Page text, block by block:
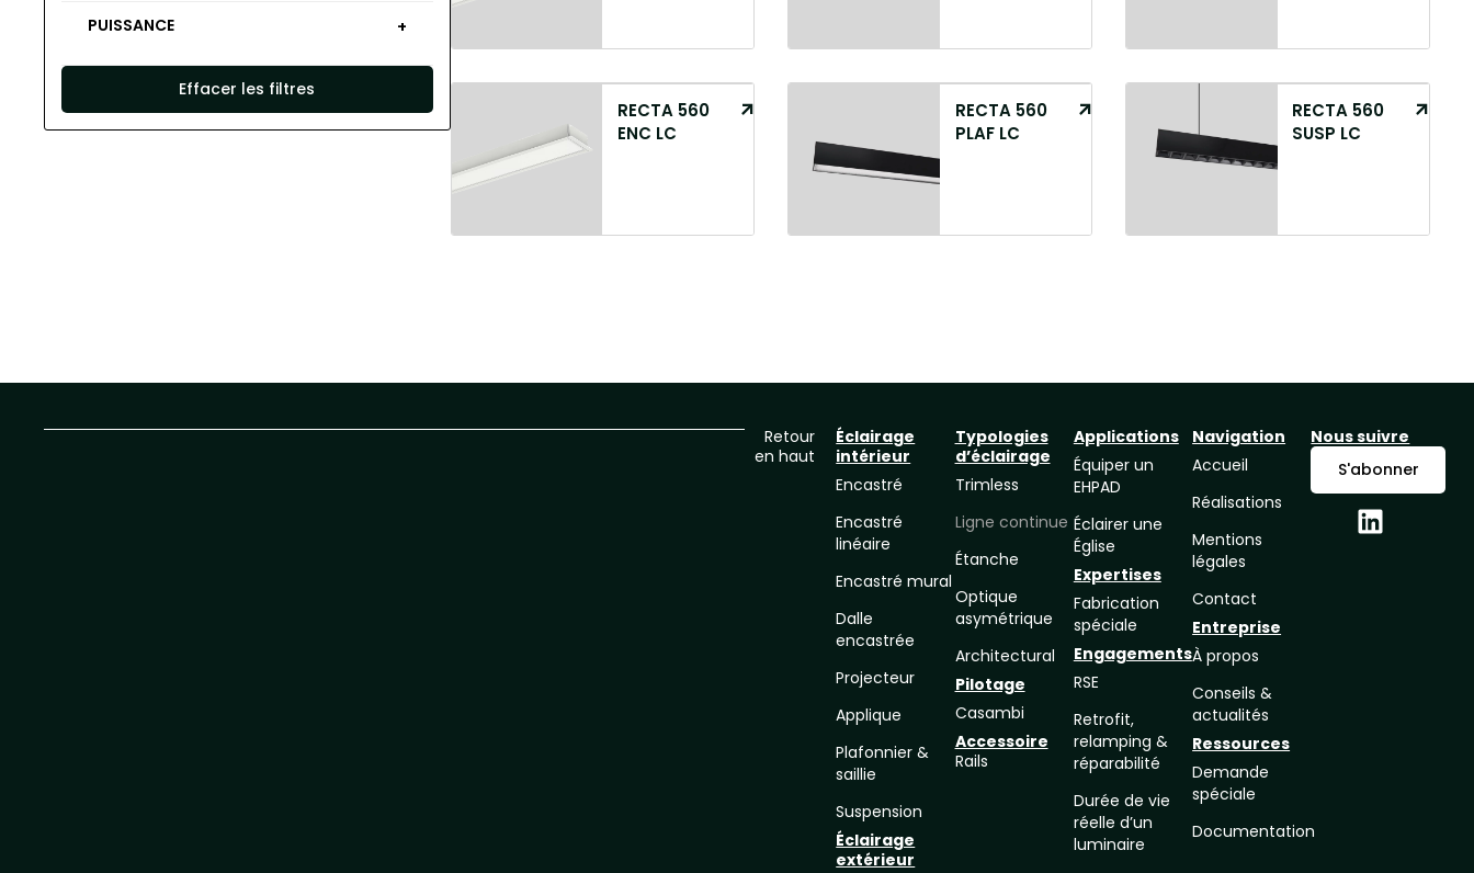
PUISSANCE +
Effacer les filtres
RECTA 560
ENC LC
RECTA 560
PLAF LC
RECTA 560
SUSP LC
Retour
en haut
Éclairage
intérieur
Encastré
Encastré
linéaire
Encastré mural
Dalle
encastrée
Projecteur
Applique
Plafonnier &
saillie
Suspension
Éclairage
extérieur
Typologies
d’éclairage
Trimless
Ligne continue
Étanche
Optique
asymétrique
Architectural
Pilotage
Casambi
Accessoire
Rails
Applications
Équiper un
EHPAD
Éclairer une
Église
Expertises
Fabrication
spéciale
Engagements
RSE
Retrofit,
relamping &
réparabilité
Durée de vie
réelle d’un
luminaire
Navigation
Accueil
Réalisations
Mentions
légales
Contact
Entreprise
À propos
Conseils &
actualités
Ressources
Demande
spéciale
Documentation
S'abonner
Nous suivre